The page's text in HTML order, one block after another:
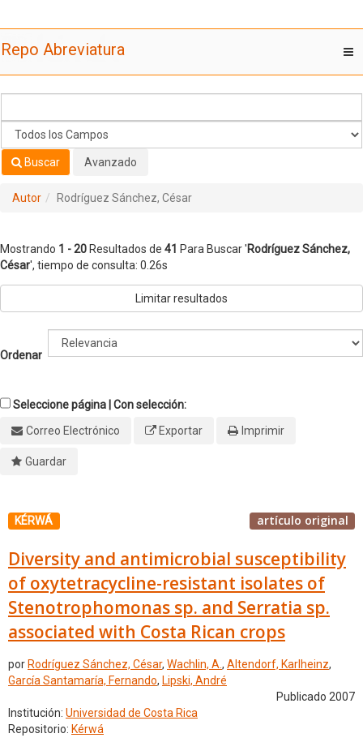
César'
Repo Abreviatura
Buscar Avanzado
Autor Rodríguez Sánchez, César
Mostrando 1 - 20 Resultados de 41 Para Buscar 'Rodríguez Sánchez,
César', tiempo de consulta: 0.26s
Limitar resultados
Ordenar
Seleccione página | Con selección:
Correo Electrónico
Exportar Imprimir
Guardar
KÉRWÁ artículo original
Diversity and antimicrobial susceptibility
of oxytetracycline-resistant isolates of
Stenotrophomonas sp. and Serratia sp.
associated with Costa Rican crops
por Rodríguez Sánchez, César, Wachlin, A., Altendorf, Karlheinz,
García Santamaría, Fernando, Lipski, André
Publicado 2007
Institución: Universidad de Costa Rica
Repositorio: Kérwá